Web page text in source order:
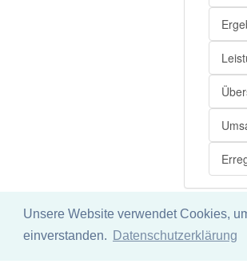
Unsere Website verwendet Cookies,
einverstanden.
Datenschutzerklärung
Wir